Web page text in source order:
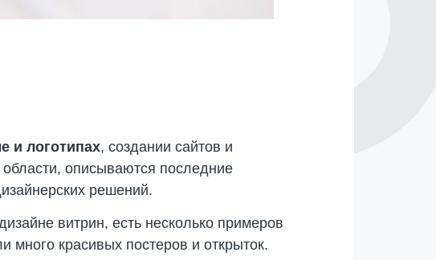
и логотипах, создании сайтов и
описываются последние
решений.
витрин, есть несколько примеров
красивых постеров и открыток.